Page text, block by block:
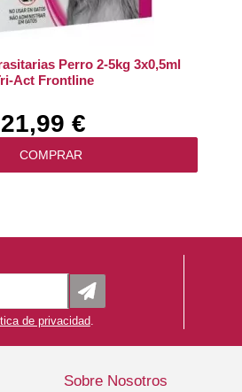
Perro 2-5kg 3x0,5ml
Act Frontline
21,99 €
COMPRAR
de privacidad.
Sobre Nosotros